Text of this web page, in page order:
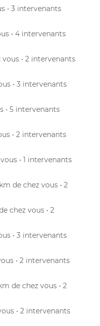
• 3 intervenants
• 4 intervenants
vous • 2 intervenants
• 3 intervenants
• 5 intervenants
• 2 intervenants
• 1 intervenants
km de chez vous • 2
chez vous • 2
• 3 intervenants
• 2 intervenants
de chez vous • 2
• 2 intervenants